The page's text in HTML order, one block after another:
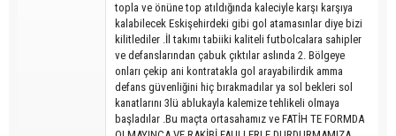
topla ve önüne top atıldığında kaleciyle karşı karşıya
kalabilecek Eskişehirdeki gibi gol atamasınlar diye bizi
kilitlediler .İl takımı tabiiki kaliteli futbolcalara sahipler
ve defanslarından çabuk çıktılar aslında 2. Bölgeye
onları çekip ani kontratakla gol arayabilirdik amma
defans güvenliğini hiç bırakmadılar ya sol bekleri sol
kanatlarını 3lü ablukayla kalemize tehlikeli olmaya
başladılar .Bu maçta ortasahamız ve FATİH TE FORMDA